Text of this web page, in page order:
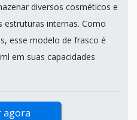
diversos cosméticos e
estruturas internas. Como
esse modelo de frasco é
em suas capacidades
agora